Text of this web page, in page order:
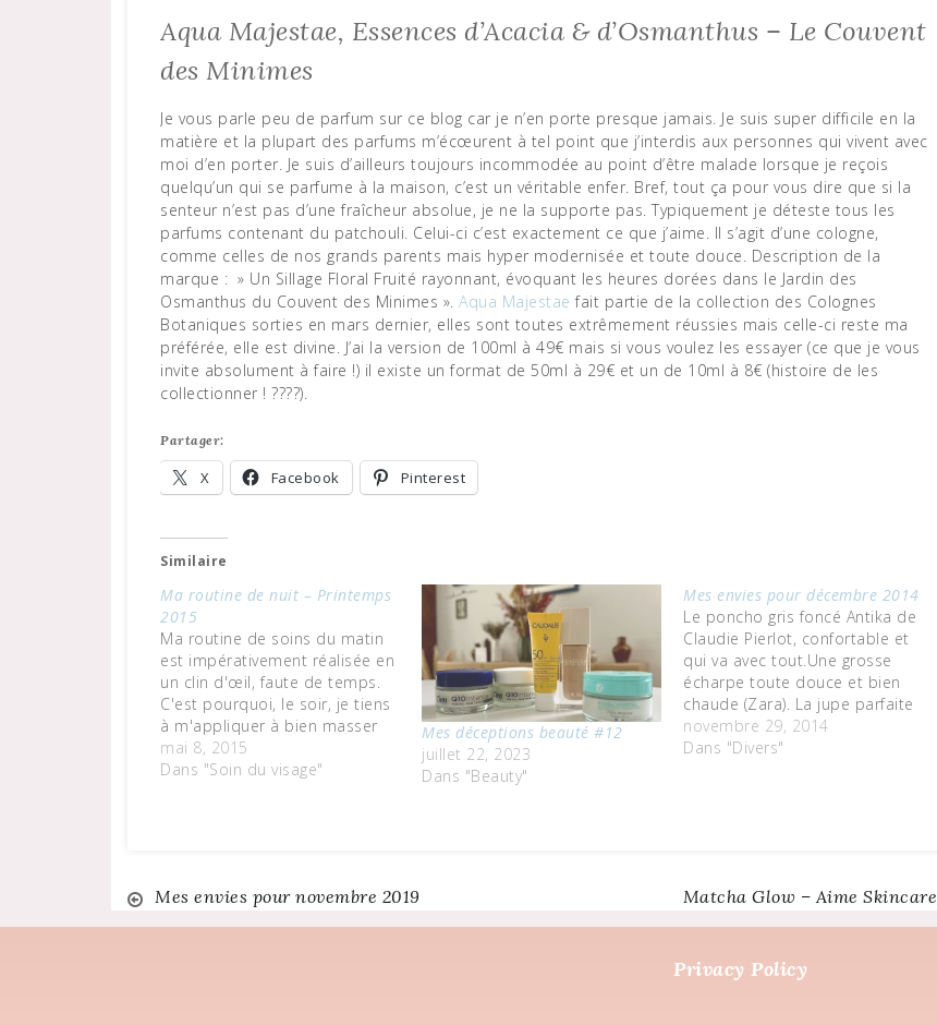
Aqua Majestae, Essences d’Acacia & d’Osmanthus – Le Couvent
des Minimes
Je vous parle peu de parfum sur ce blog car je n’en porte presque jamais. Je suis super difficile en la
matière et la plupart des parfums m’écœurent à tel point que j’interdis aux personnes qui vivent avec
moi d’en porter. Je suis d’ailleurs toujours incommodée au point d’être malade lorsque je reçois
quelqu’un qui se parfume à la maison, c’est un véritable enfer. Bref, tout ça pour vous dire que si la
senteur n’est pas d’une fraîcheur absolue, je ne la supporte pas. Typiquement je déteste tous les
parfums contenant du patchouli. Celui-ci c’est exactement ce que j’aime. Il s’agit d’une cologne,
comme celles de nos grands parents mais hyper modernisée et toute douce. Description de la
marque : » Un Sillage Floral Fruité rayonnant, évoquant les heures dorées dans le Jardin des
Osmanthus du Couvent des Minimes ». Aqua Majestae fait partie de la collection des Colognes
Botaniques sorties en mars dernier, elles sont toutes extrêmement réussies mais celle-ci reste ma
préférée, elle est divine. J’ai la version de 100ml à 49€ mais si vous voulez les essayer (ce que je vous
invite absolument à faire !) il existe un format de 50ml à 29€ et un de 10ml à 8€ (histoire de les
collectionner ! ????).
Partager:
X Facebook Pinterest
Similaire
Ma routine de nuit – Printemps
2015
Ma routine de soins du matin
est impérativement réalisée en
un clin d'œil, faute de temps.
C'est pourquoi, le soir, je tiens
à m'appliquer à bien masser
ma peau et à lui apporter ce
qu'il faut pour recharger ses
mai 8, 2015
Dans "Soin du visage"
Mes déceptions beauté #12
juillet 22, 2023
Dans "Beauty"
Mes envies pour décembre 2014
Le poncho gris foncé Antika de
Claudie Pierlot, confortable et
qui va avec tout.Une grosse
écharpe toute douce et bien
chaude (Zara). La jupe parfaite
pour cette période de fête !
(Ba&sh pour La Redoute). Une
novembre 29, 2014
Dans "Divers"
Navigation
Mes envies pour novembre 2019 Matcha Glow – Aime Skincare
Privacy Policy